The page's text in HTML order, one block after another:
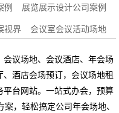
例
展览展示设计公司案例
视界 会议室会议活动场地
议场地、会议酒店、年会场
酒店会场预订，会议场地租
台网站。一站式办会，预算
，轻松搞定公司年会场地、